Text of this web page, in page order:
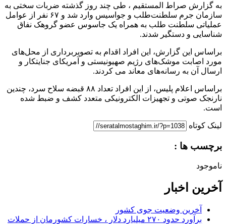
به گزارش صراط المستقیم ، طی چند روز گذشته ضربات سختی به
سازمان جرم سلطنت‌طلب و جواسیس وارد شد و ۶۷ نفر از عوامل
عملیاتی سلطنت طلب به همراه یک جاسوس عضو گروهک نفاق
شناسایی و دستگیر شدند.
براساس این گزارش، این افراد اقدام به تصویربرداری از محل‌های
مورد اصابت موشک‌های رژیم صهیونیستی و آمریکای جنایتکار و
ارسال آن به رسانه‌های معاند می کردند.
براساس اعلام پلیس، از این افراد تعداد ۸۸ قبضه سلاح سرد، چندین
نارنجک صوتی و تجهیزات الکترونیکی متعدد کشف و ضبط شده
است.
لینک کوتاه
برچسب ها :
ناموجود
آخرین اخبار
آخرین وضعیت جوی کشور
برآورد حدود ۲۷۰ میلیارد دلار ، خسارات کشورمان از حملات